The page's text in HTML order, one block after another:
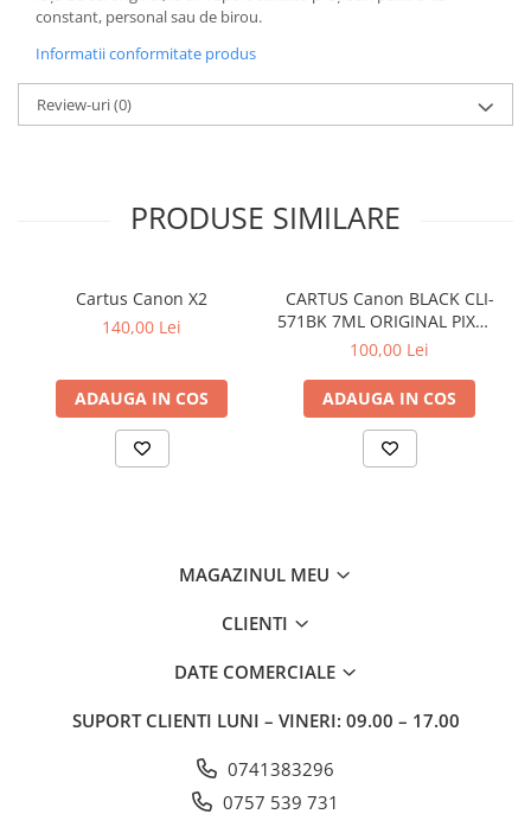
constant, personal sau de birou.
Informatii conformitate produs
Review-uri(0)
PRODUSE SIMILARE
Cartus Canon X2
140,00 Lei
ADAUGA IN COS
CARTUS Canon BLACK CLI-
571BK 7ML ORIGINAL PIXMA
MG6850
100,00 Lei
ADAUGA IN COS
MAGAZINUL MEU
CLIENTI
DATE COMERCIALE
SUPORT CLIENTI LUNI – VINERI: 09.00 – 17.00
0741383296
0757 539 731